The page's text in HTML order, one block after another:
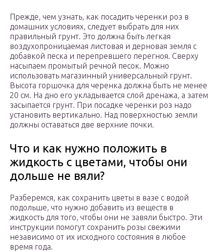
Прежде, чем узнать, как посадить черенки роз в
домашних условиях, следует выбрать для них
правильный грунт. Это должна быть легкая
воздухопроницаемая листовая и дерновая земля с
добавкой песка и перепревшего перегноя. Сверху
насыпаем промытый речной песок. Можно
использовать магазинный универсальный грунт.
Высота горшочка для черенка должна быть не менее
20 см. На дно его укладывается слой дренажа, а затем
засыпается грунт. При посадке черенки роз надо
установить вертикально. Над поверхностью земли
должны оставаться две верхние почки.
Что и как нужно положить в
жидкость с цветами, чтобы они
дольше не вяли?
Разберемся, как сохранить цветы в вазе с водой
подольше, что нужно добавить из веществ в
жидкость для того, чтобы они не завяли быстро. Эти
инструкции помогут сохранить розы свежими
независимо от их исходного состояния в любое
время года.